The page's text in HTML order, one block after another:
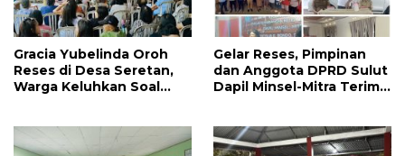
Gracia Yubelinda Oroh
Reses di Desa Seretan,
Warga Keluhkan Soal
Gelar Reses, Pimpinan
dan Anggota DPRD Sulut
Dapil Minsel-Mitra Terima